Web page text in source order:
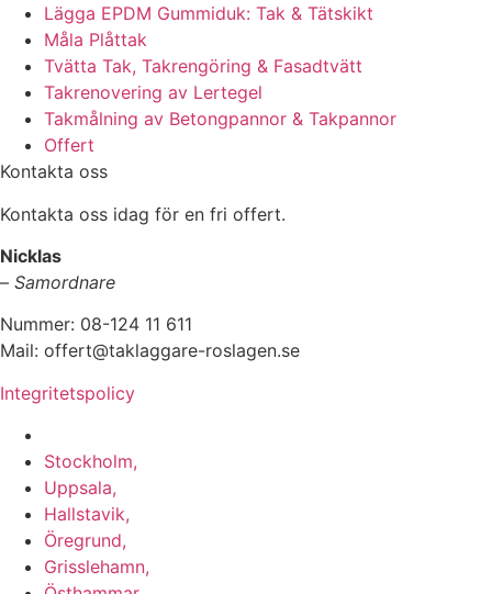
Lägga EPDM Gummiduk: Tak & Tätskikt
Måla Plåttak
Tvätta Tak, Takrengöring & Fasadtvätt
Takrenovering av Lertegel
Takmålning av Betongpannor & Takpannor
Offert
Kontakta oss
Kontakta oss idag för en fri offert.
Nicklas
– Samordnare
Nummer: 08-124 11 611
Mail: offert@taklaggare-roslagen.se
Integritetspolicy
Stockholm,
Uppsala,
Hallstavik,
Öregrund,
Grisslehamn,